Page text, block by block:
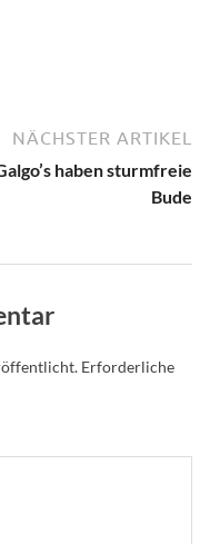
NÄCHSTER ARTIKEL
haben sturmfreie
Bude
Erforderliche